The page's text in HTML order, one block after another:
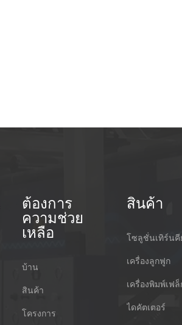
Guangzhou Keshenglong Carton
ต้องการ
ความช่วย
เหลือ
บ้าน
สินค้า
โครงการ
สินค้า
โซลูชั่นเทิร์น
เครื่องลูกฟูก
เครื่องพิมพ์เฟ
ไดคัตเตอร์